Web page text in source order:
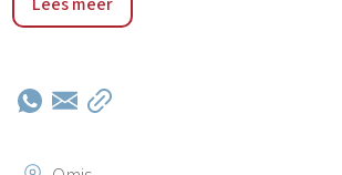
haven in de regio Dalmatië in Kroatië,
Adriatische Zee. Hier kunt u tal van
Cetina, kanoën, canyoning,